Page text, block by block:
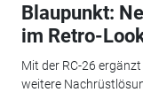
Blaupunkt:
im Retro-
Mit der RC-26
weitere